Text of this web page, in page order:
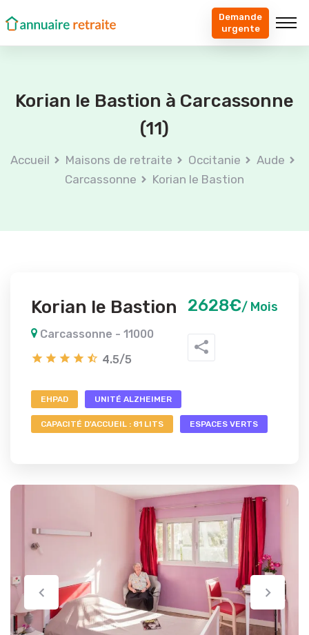
Demande
urgente
Korian le Bastion à Carcassonne
(11)
Accueil Maisons de retraite Occitanie
Aude
Carcassonne
Korian le Bastion
Korian le Bastion
Carcassonne - 11000
4.5/5
2628€/ Mois
EHPAD UNITÉ ALZHEIMER
CAPACITÉ D'ACCUEIL : 81 LITS ESPACES VERTS